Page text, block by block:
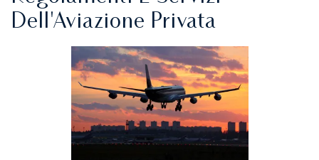
Dell'Aviazione Privata